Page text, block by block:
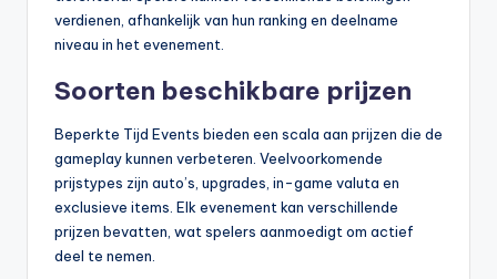
verdienen, afhankelijk van hun ranking en deelname
niveau in het evenement.
Soorten beschikbare prijzen
Beperkte Tijd Events bieden een scala aan prijzen die de
gameplay kunnen verbeteren. Veelvoorkomende
prijstypes zijn auto’s, upgrades, in-game valuta en
exclusieve items. Elk evenement kan verschillende
prijzen bevatten, wat spelers aanmoedigt om actief
deel te nemen.